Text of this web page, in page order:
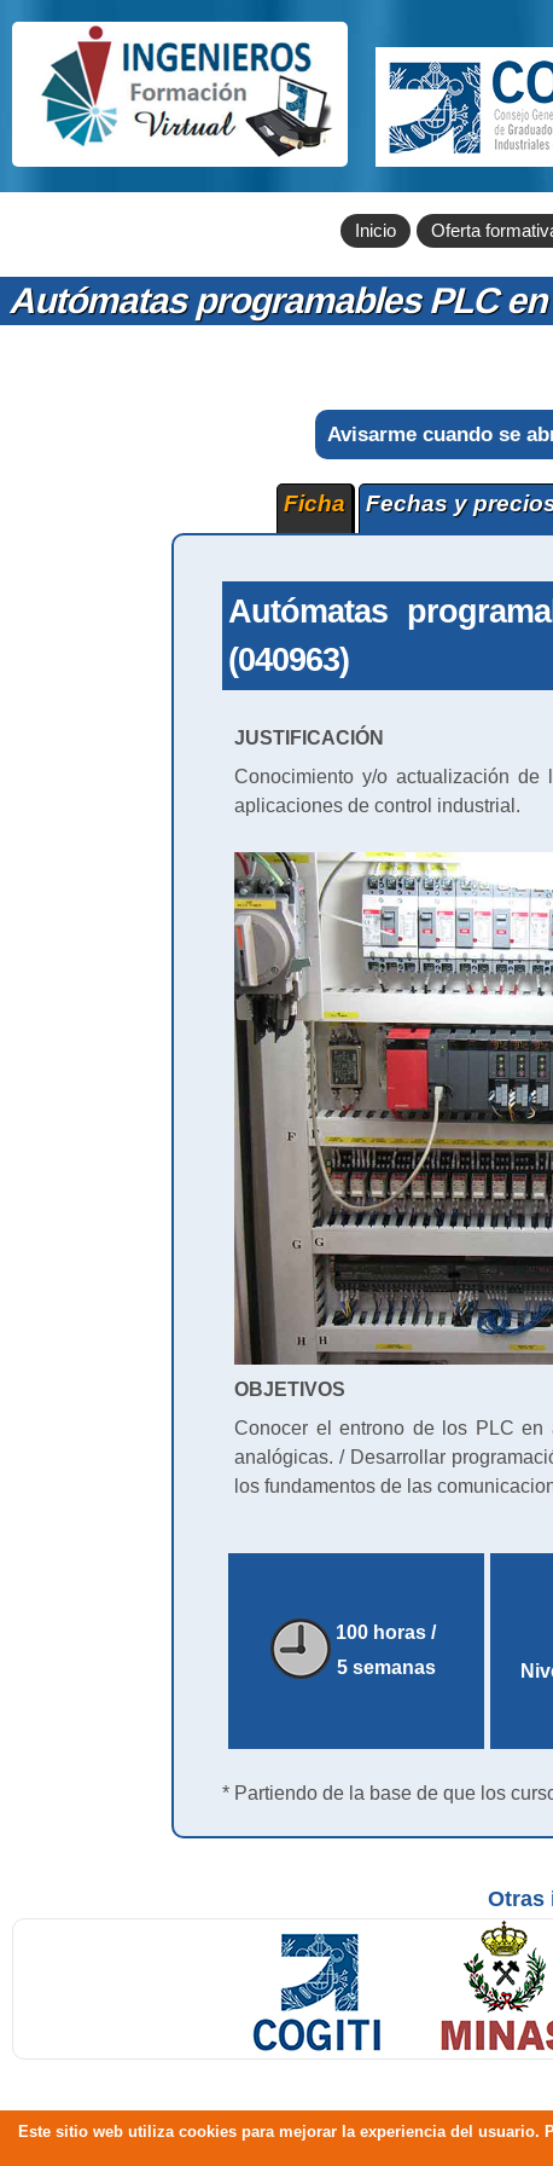
Este sitio web utiliza cookies para mejorar la experiencia del usuario.
Inicio Oferta
Autómatas programables PLC
Avisarme cuando se
Ficha Fechas y
Autómatas
(040963)
JUSTIFICACIÓN
Conocimiento y/o actualización
aplicaciones de control industrial.
OBJETIVOS
Conocer el entrono de los PLC en
analógicas. / Desarrollar
los fundamentos de las
100 horas /
5 semanas
* Partiendo de la base de que los
Otras
Copyright ©